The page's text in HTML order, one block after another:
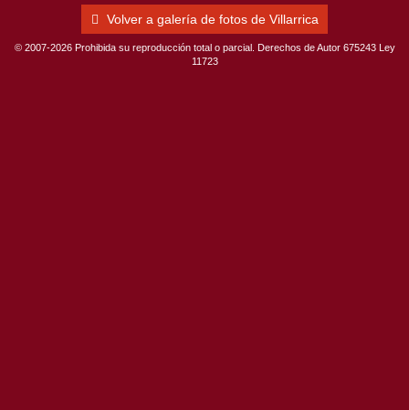
Volver a galería de fotos de Villarrica
© 2007-2026 Prohibida su reproducción total o parcial. Derechos de Autor 675243 Ley
11723